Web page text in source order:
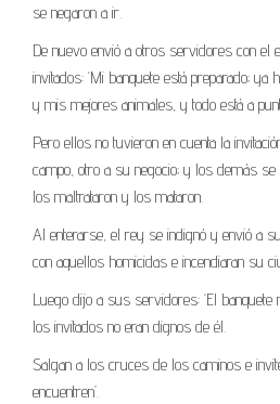
se negaron a ir.
De nuevo envió a otros servidores con el
invitados: ‘Mi banquete está preparado;
y mis mejores animales, y todo está a
Pero ellos no tuvieron en cuenta la
campo, otro a su negocio; y los demás
los maltrataron y los mataron.
Al enterarse, el rey se indignó y envió a
con aquellos homicidas e incendiaran su
Luego dijo a sus servidores: ‘El banquete
los invitados no eran dignos de él.
Salgan a los cruces de los caminos e
encuentren’.